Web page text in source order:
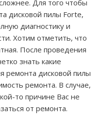
Для того чтобы
дисковой пилы Forte,
диагностику и
Хотим отметить, что
После проведения
знать какие
ремонта дисковой пилы
ремонта. В случае,
то причине Вас не
от ремонта.